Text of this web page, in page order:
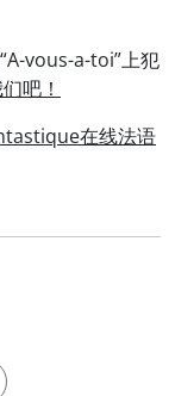
vous-a-toi”上犯
吧！
在线法语